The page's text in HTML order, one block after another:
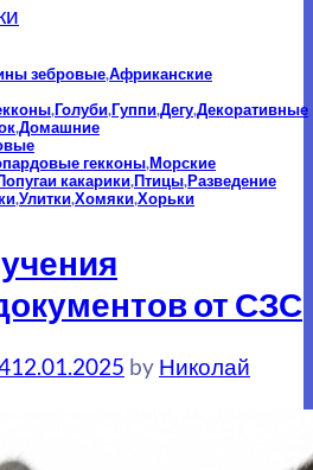
зебровые,Африканские
,Голуби,Гуппи,Дегу,Декоративные
,Домашние
гекконы,Морские
какарики,Птицы,Разведение
,Улитки,Хомяки,Хорьки
от СЗС
12.01.2025 by Николай